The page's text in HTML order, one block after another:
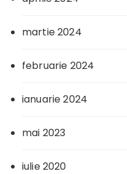
martie 2024
februarie 2024
ianuarie 2024
mai 2023
iulie 2020